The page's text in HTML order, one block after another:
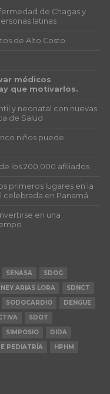
de Chagas y
latinas
de Alto Costo
médicos
que motivarlos.
y neonatal con nuevas
de Salud
niños puede
los 200,000 afiliados
primeros lugares en la
celebrada en Panamá
en una
SENASA
SDOG
ARIAS LORA
SDNCT
SODOCARDIO
DENGUE
SDOT
SIMPOSIO
DIDA
PEDIATRÍA
HPHM